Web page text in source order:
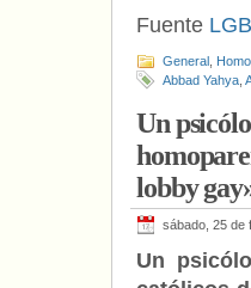
Fuente
General
Abbad Yahya
Un
lobby
sábado, 25 de
Un